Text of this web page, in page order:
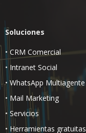
Soluciones
•CRM Comercial
• Intranet Social
• WhatsApp Multiagente
• Mail Marketing
• Servicios
• Herramientas gratuitas